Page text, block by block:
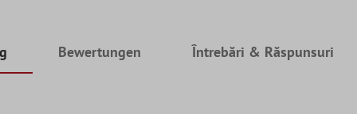
Bewertungen Întrebări & Răspunsuri